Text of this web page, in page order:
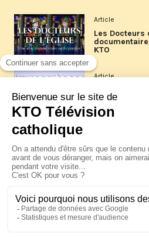
Article
Les Docteurs
KTO
Article
Les
La visite
XIV à Assise
jeudi 6 août
Le pape en
Pérou du 6 au